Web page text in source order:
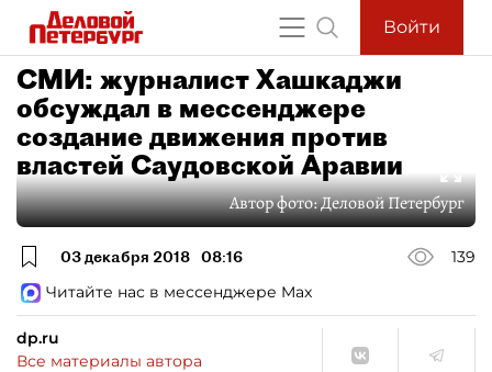
Войти
СМИ: журналист Хашкаджи
обсуждал в мессенджере
создание движения против
властей Саудовской Аравии
Автор фото:Деловой Петербург
03 декабря 2018 08:16
139
Читайте нас в мессенджере Max
dp.ru
Все материалы автора